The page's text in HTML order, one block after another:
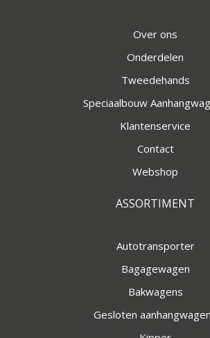
Over ons
Onderdelen
Tweedehands
Speciaalbouw
Klantenservice
Contact
Webshop
ASSORTIMENT
Autotransporter
Bagagewagen
Bakwagens
Gesloten